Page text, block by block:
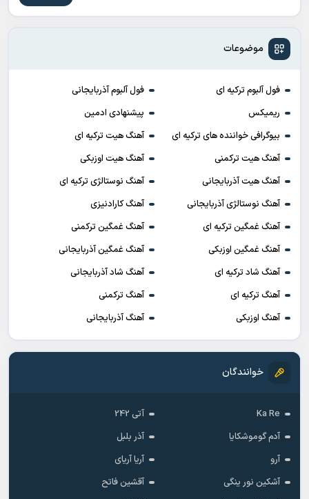
موضوعات
فول آلبوم ترکیه ای
فول آلبوم آذربایجانی
ریمیکس
پیشنهادی ادمین
بیوگرافی خواننده های ترکیه ای
آهنگ هیت ترکیه ای
آهنگ هیت ترکمنی
آهنگ هیت اوزبکی
آهنگ هیت آذربایجانی
آهنگ نوستالژی ترکیه ای
آهنگ نوستالژی آذربایجانی
آهنگ کارادنیزی
آهنگ غمگین ترکیه ای
آهنگ غمگین ترکمنی
آهنگ غمگین اوزبکی
آهنگ غمگین آذربایجانی
آهنگ شاد ترکیه ای
آهنگ شاد آذربایجانی
آهنگ ترکیه ای
آهنگ ترکمنی
آهنگ اوزبکی
آهنگ آذربایجانی
خوانندگان
Ka Re
آتی 242
آدم گوموشکایا
آذر بلبل
آرو
آریا آریای
آشکین نور ینگی
آقشین فاتح